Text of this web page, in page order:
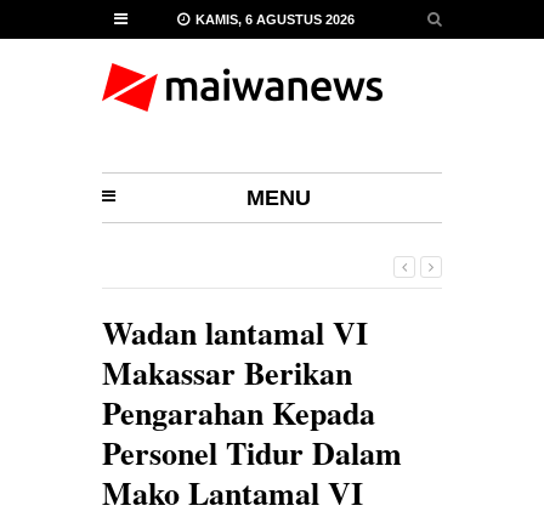
KAMIS, 6 AGUSTUS 2026
MENU
Wadan lantamal VI
Makassar Berikan
Pengarahan Kepada
Personel Tidur Dalam
Mako Lantamal VI